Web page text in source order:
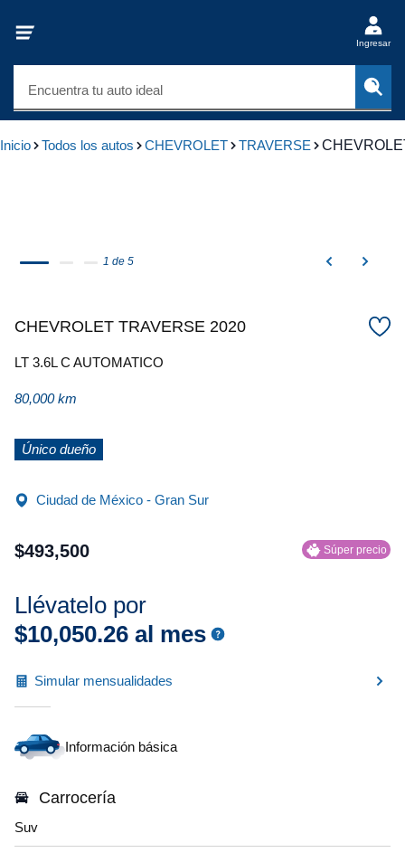
Ingresar
Encuentra tu auto ideal
Inicio Todos los autos CHEVROLET TRAVERSE
1 de 5
CHEVROLET TRAVERSE 2020
LT 3.6L C AUTOMATICO
80,000 km
Único dueño
Ciudad de México - Gran Sur
$493,500 Súper precio
Llévatelo por
$10,050.26 al mes
Simular mensualidades
Información básica
Carrocería
Suv